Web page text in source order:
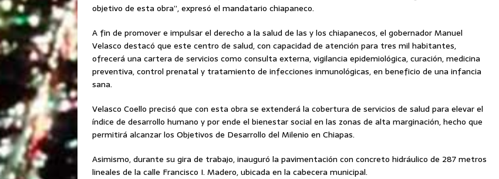
objetivo de esta obra”, expresó el mandatario chiapaneco.
A fin de promover e impulsar el derecho a la salud de las y los chiapanecos, el gobernador Manuel
Velasco destacó que este centro de salud, con capacidad de atención para tres mil habitantes,
ofrecerá una cartera de servicios como consulta externa, vigilancia epidemiológica, curación, medicina
preventiva, control prenatal y tratamiento de infecciones inmunológicas, en beneficio de una infancia
sana.
Velasco Coello precisó que con esta obra se extenderá la cobertura de servicios de salud para elevar el
índice de desarrollo humano y por ende el bienestar social en las zonas de alta marginación, hecho que
permitirá alcanzar los Objetivos de Desarrollo del Milenio en Chiapas.
Asimismo, durante su gira de trabajo, inauguró la pavimentación con concreto hidráulico de 287 metros
lineales de la calle Francisco I. Madero, ubicada en la cabecera municipal.